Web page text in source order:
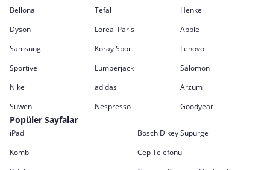
Bellona
Tefal
Henkel
Dyson
Loreal Paris
Apple
Samsung
Koray Spor
Lenovo
Sportive
Lumberjack
Salomon
Nike
adidas
Arzum
Suwen
Nespresso Goodyear
Popüler Sayfalar
iPad
Bosch Dikey Süpürge
Kombi
Cep Telefonu